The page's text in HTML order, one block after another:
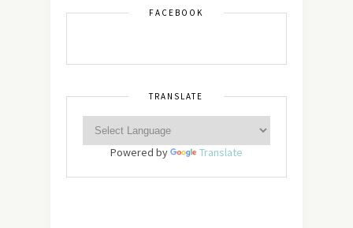
FACEBOOK
TRANSLATE
Powered by Translate